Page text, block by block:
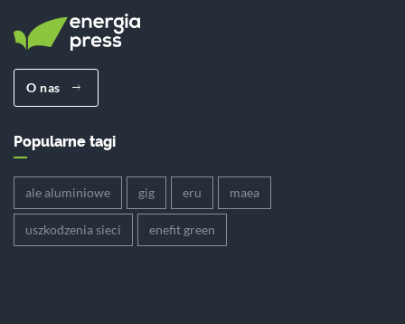
O nas
Popularne tagi
ale aluminiowe gig eru maea
uszkodzenia sieci enefit green